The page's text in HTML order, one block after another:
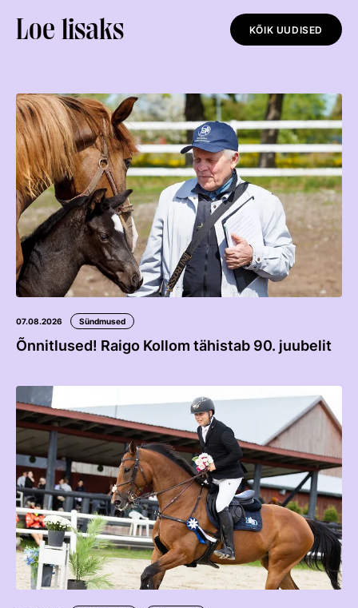
Loe lisaks KÕIK UUDISED
07.08.2026 Sündmused
Õnnitlused! Raigo Kollom tähistab 90. juubelit